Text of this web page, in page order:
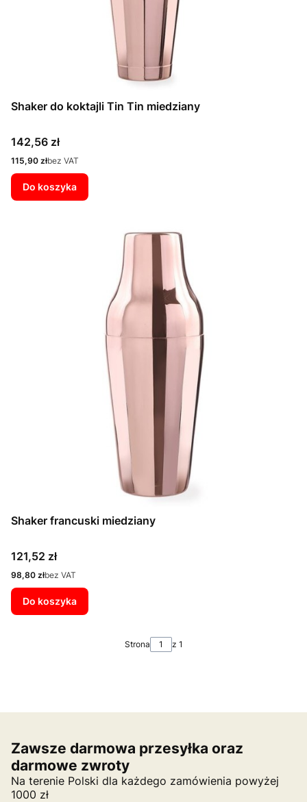
Shaker do koktajli Tin Tin miedziany
Cena
142,56 zł
Cena
115,90 złbez VAT
Do koszyka
Shaker francuski miedziany
Cena
121,52 zł
Cena
98,80 złbez VAT
Do koszyka
Strona z 1
Zawsze darmowa przesyłka oraz
darmowe zwroty
Na terenie Polski dla każdego zamówienia powyżej
1000 zł